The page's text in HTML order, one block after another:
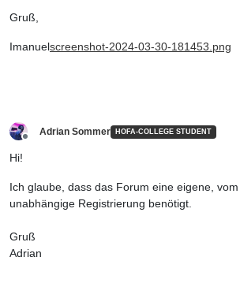
Gruß,
Imanuelscreenshot-2024-03-30-181453.png
Adrian Sommer HOFA-COLLEGE STUDENT
Hi!
Ich glaube, dass das Forum eine eigene,
unabhängige Registrierung benötigt.
Gruß
Adrian